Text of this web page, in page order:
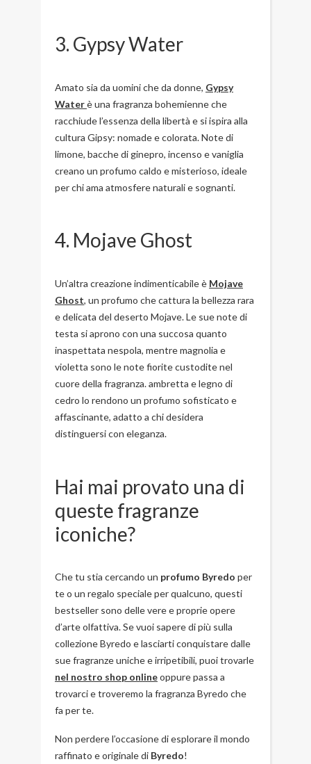
3. Gypsy Water
Amato sia da uomini che da donne, Gypsy
Waterè una fragranza bohemienne che
racchiude l’essenza della libertà e si ispira alla
cultura Gipsy: nomade e colorata. Note di
limone, bacche di ginepro, incenso e vaniglia
creano un profumo caldo e misterioso, ideale
per chi ama atmosfere naturali e sognanti.
4. Mojave Ghost
Un’altra creazione indimenticabile è Mojave
Ghost, un profumo che cattura la bellezza rara
e delicata del deserto Mojave. Le sue note di
testa si aprono con una succosa quanto
inaspettata nespola, mentre magnolia e
violetta sono le note fiorite custodite nel
cuore della fragranza. ambretta e legno di
cedro lo rendono un profumo sofisticato e
affascinante, adatto a chi desidera
distinguersi con eleganza.
Hai mai provato una di
queste fragranze
iconiche?
Che tu stia cercando un profumo Byredo per
te o un regalo speciale per qualcuno, questi
bestseller sono delle vere e proprie opere
d’arte olfattiva. Se vuoi sapere di più sulla
collezione Byredo e lasciarti conquistare dalle
sue fragranze uniche e irripetibili, puoi trovarle
nel nostro shop onlineoppure passa a
trovarci e troveremo la fragranza Byredo che
fa per te.
Non perdere l’occasione di esplorare il mondo
raffinato e originale di Byredo!